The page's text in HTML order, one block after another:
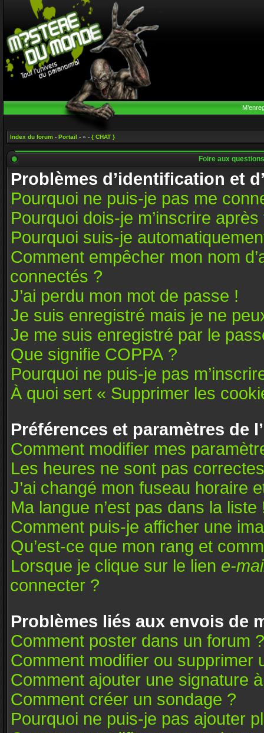
Index du forum - Portail - » - { CHAT }
Foire aux
Problèmes d’identification et
Pourquoi ne puis-je pas me
Pourquoi dois-je m’inscrire après
Pourquoi suis-je
Comment empêcher mon nom
connectés ?
J’ai perdu mon mot de passe !
Je suis enregistré mais je ne
Je me suis enregistré par le
Que signifie COPPA ?
Pourquoi ne puis-je pas
À quoi sert « Supprimer les
Préférences et paramètres de
Comment modifier mes
Les heures ne sont pas
J’ai changé mon fuseau horaire
Ma langue n’est pas dans la liste
Comment puis-je afficher une
Qu’est-ce que mon rang et
Lorsque je clique sur le lien e-
connecter ?
Problèmes liés aux envois de
Comment poster dans un forum ?
Comment modifier ou supprimer
Comment ajouter une signature
Comment créer un sondage ?
Pourquoi ne puis-je pas ajouter